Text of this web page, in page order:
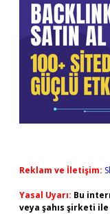
Reklam ve İletişim:
Yasal Uyarı: Bu
veya şahıs şirketi